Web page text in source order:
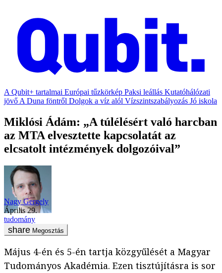
A Qubit+ tartalmai Európai tűzkörkép Paksi leállás Kutatóhálózati
jövő A Duna föntről Dolgok a víz alól Vízszintszabályozás Jó iskola
Miklósi Ádám: „A túlélésért való harcban
az MTA elvesztette kapcsolatát az
elcsatolt intézmények dolgozóival”
Nagy Gergely
április 29.
tudomány
Megosztás
Május 4-én és 5-én tartja közgyűlését a Magyar
Tudományos Akadémia. Ezen tisztújításra is sor